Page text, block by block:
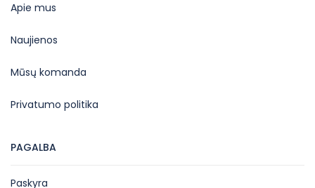
Apie mus
Naujienos
Mūsų komanda
Privatumo politika
PAGALBA
Paskyra